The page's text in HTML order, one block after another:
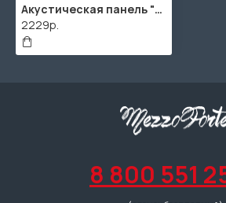
Акустическая панель "Квадрат" / 2000х1000х40мм / 2м² / SPG2236 / Темно-синий
2229р.
8 800 551